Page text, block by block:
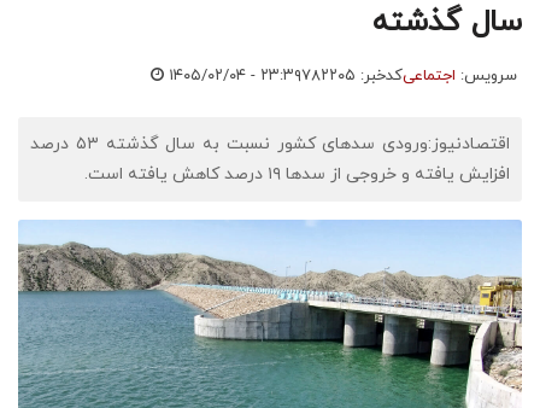
سال گذشته
سرویس: اجتماعیکدخبر: ۷۸۲۲۰۵ ۱۴۰۵/۰۲/۰۴ - ۲۳:۳۹
اقتصادنیوز:ورودی سدهای کشور نسبت به سال گذشته ۵۳ درصد
افزایش یافته و خروجی از سدها ۱۹ درصد کاهش یافته است.